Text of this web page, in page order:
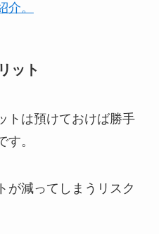
。
ット
トは預けておけば勝手
。
が減ってしまうリスク